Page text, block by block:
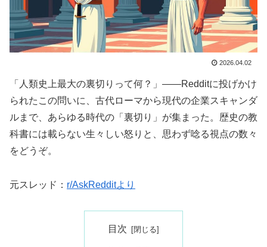
2026.04.02
「人類史上最大の裏切りって何？」——Redditに投げかけ
られたこの問いに、古代ローマから現代の企業スキャンダ
ルまで、あらゆる時代の「裏切り」が集まった。歴史の教
科書には載らない生々しい怒りと、思わず唸る視点の数々
をどうぞ。
元スレッド： r/AskRedditより
目次